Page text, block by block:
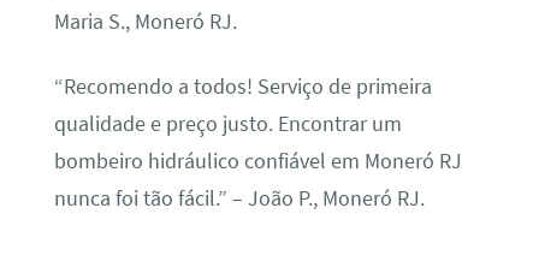
Maria S., Moneró RJ.
“Recomendo a todos! Serviço de primeira
qualidade e preço justo. Encontrar um
bombeiro hidráulico confiável em Moneró RJ
nunca foi tão fácil.” – João P., Moneró RJ.